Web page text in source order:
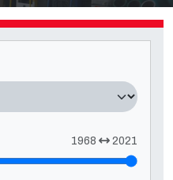
1968 2021